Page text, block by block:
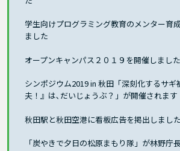
学生向けプログラミング教育のメンター育
ました
オープンキャンパス２０１９を開催しました
シンポジウム2019 in 秋田「深刻化するサギ
夫！』は､だいじょうぶ？」が開催されます
秋田駅と秋田空港に看板広告を掲出しました
「炭やきで夕日の松原まもり隊」が林野庁